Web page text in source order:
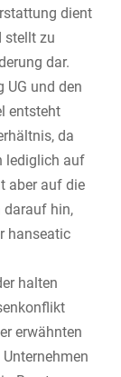
dient
stellt zu
dar.
und den
entsteht
da
lediglich auf
aber auf die
darauf hin,
hanseatic
halten
erwähnten